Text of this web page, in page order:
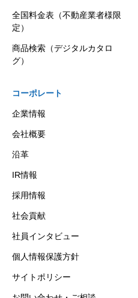
全国料金表（不動産業者様限
定）
商品検索（デジタルカタロ
グ）
コーポレート
企業情報
会社概要
沿革
IR情報
採用情報
社会貢献
社員インタビュー
個人情報保護方針
サイトポリシー